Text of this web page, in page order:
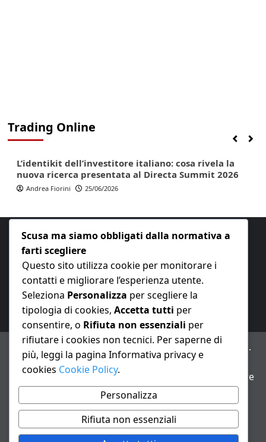
Trading Online
L’identikit dell’investitore italiano: cosa rivela la
nuova ricerca presentata al Directa Summit 2026
Andrea Fiorini 25/06/2026
E-mail:redazione@nuovaeconomia.it
ANNO XXIII – Testata giornalistica reg. Trib. Milano n.
487 del 20/9/2002 – Dir. resp. Andrea Fiorini
Avviso IA: alcuni articoli di questo sito possono essere
realizzati con il supporto di sistemi di intelligenza
artificiale con supervisione e verifica di un redattore
Informativa privacy e cookie
Scusa ma siamo obbligati dalla normativa a
farti scegliere
Questo sito utilizza cookie per monitorare i
contatti e migliorare l’esperienza utente.
Seleziona Personalizza per scegliere la
tipologia di cookies, Accetta tutti per
consentire, o Rifiuta non essenziali per
rifiutare i cookies non tecnici. Per saperne di
più, leggi la pagina Informativa privacy e
cookies Cookie Policy.
Personalizza
Rifiuta non essenziali